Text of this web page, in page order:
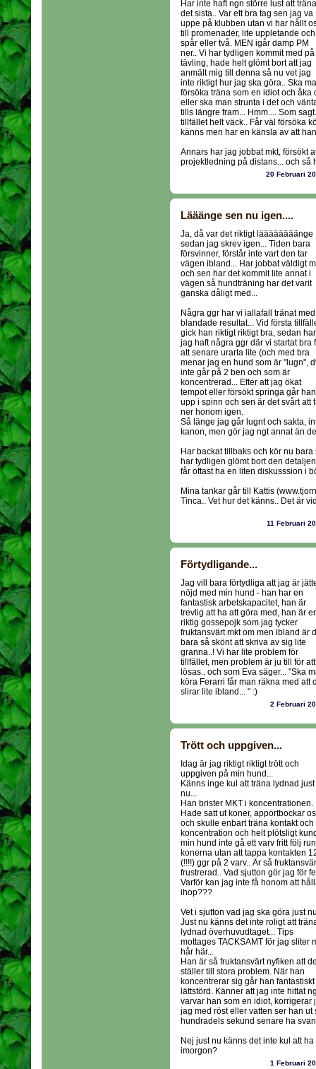
Har inte haft ngn större lust att träna
det sista.. Var ett bra tag sen jag va
uppe på klubben utan vi har hållt
till promenader, lite uppletande
spår eller två. MEN igår damp PM
ner.. Vi har tydligen kommit med på
tävling, hade helt glömt bort att jag
anmält mig till denna så nu vet jag
inte riktigt hur jag ska göra.. Ska
försöka träna som en idiot och åka
eller ska man strunta i det och
tills längre fram... Hmm.... Som
tillfället helt väck.. Får väl försöka
känns men har en känsla av att
Annars har jag jobbat mkt, försökt
projektledning på distans... och så
20 Februari
Lääänge sen nu igen....
Ja, då var det riktigt läääääääänge
sedan jag skrev igen... Tiden bara
försvinner, förstår inte vart den tar
vägen ibland... Har jobbat väldigt
och sen har det kommit lite annat i
vägen så hundträning har det varit
ganska dåligt med...
Några ggr har vi iallafall tränat med
blandade resultat... Vid första
gick han riktigt riktigt bra, sedan har
jag haft några ggr där vi startat bra
att senare urarta lite (och med bra
menar jag en hund som är "lugn",
inte går på 2 ben och som är
koncentrerad... Efter att jag ökat
tempot eller försökt springa går han
upp i spinn och sen är det svårt att
ner honom igen.
Så länge jag går lugnt och sakta,
kanon, men gör jag ngt annat än
Har backat tillbaks och kör nu
har tydligen glömt bort den
får oftast ha en liten diskusssion i
Mina tankar går till Kattis
Tinca.. Vet hur det känns.. Det är
11 Februari
Förtydligande...
Jag vill bara förtydliga att jag är
nöjd med min hund - han har en
fantastisk arbetskapacitet, han är
trevlig att ha att göra med, han är
riktig gossepojk som jag tycker
fruktansvärt mkt om men ibland är
bara så skönt att skriva av sig lite
granna..! Vi har lite problem för
tillfället, men problem är ju till för att
lösas.. och som Eva säger... "Ska
köra Ferarri får man räkna med att
slirar lite ibland... " :)
2 Februari
Trött och uppgiven...
Idag är jag riktigt riktigt trött och
uppgiven på min hund...
Känns inge kul att träna lydnad just
nu...
Han brister MKT i koncentrationen.
Hade satt ut koner, apportbockar
och skulle enbart träna kontakt och
koncentration och helt plötsligt
min hund inte gå ett varv fritt följ
konerna utan att tappa kontakten
(!!!!) ggr på 2 varv.. Är så
frustrerad.. Vad sjutton gör jag för
Varför kan jag inte få honom att
ihop???
Vet i sjutton vad jag ska göra just
Just nu känns det inte roligt att
lydnad överhuvudtaget... Tips
mottages TACKSAMT för jag sliter
hår här...
Han är så fruktansvärt nyfiken att
ställer till stora problem. När han
koncentrerar sig går han
lättstörd. Känner att jag inte hittat
varvar han som en idiot, korrigerar
jag med röst eller vatten ser han
hundradels sekund senare ha
Nej just nu känns det inte kul att
imorgon?
1 Februari